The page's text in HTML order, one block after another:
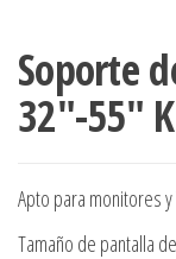
Soporte
32″-55″
Apto para monitores y
Tamaño de pantalla